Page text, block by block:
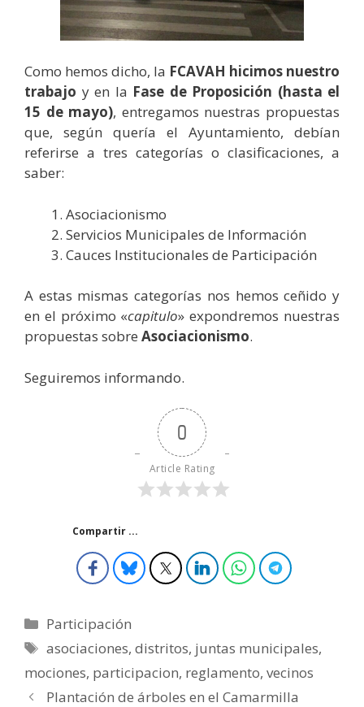
Como hemos dicho, la FCAVAH hicimos nuestro
trabajo y en la Fase de Proposición (hasta el
15 de mayo), entregamos nuestras propuestas
que, según quería el Ayuntamiento, debían
referirse a tres categorías o clasificaciones, a
saber:
Asociacionismo
Servicios Municipales de Información
Cauces Institucionales de Participación
A estas mismas categorías nos hemos ceñido y
en el próximo «capitulo» expondremos nuestras
propuestas sobre Asociacionismo.
Seguiremos informando.
0
Article Rating
Compartir ...
Categorías
Participación
Etiquetas
asociaciones,distritos, juntas municipales,
mociones, participacion, reglamento, vecinos
Plantación de árboles en el Camarmilla